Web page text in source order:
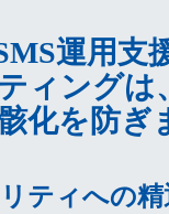
運用支
ティングは、
化を防ぎ
ティへの精